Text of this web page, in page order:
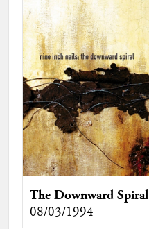
The Downward Spiral
08/03/1994